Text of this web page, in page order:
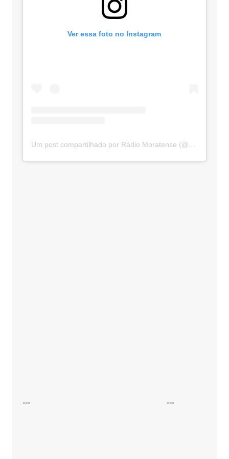
Ver essa foto no Instagram
Um post compartilhado por Rádio Moratense (@radio_moratense)
--- ---